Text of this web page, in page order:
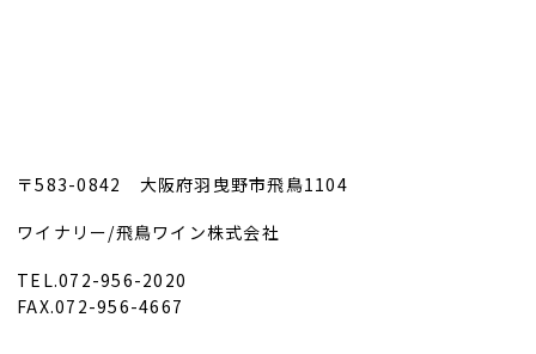
〒583-0842 大阪府羽曳野市飛鳥1104
ワイナリー/飛鳥ワイン株式会社
TEL.072-956-2020
FAX.072-956-4667